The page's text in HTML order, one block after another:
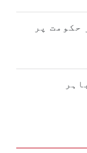
حکومت پر